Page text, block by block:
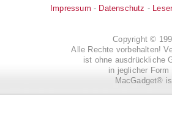
Impressum - Datenschutz -
Copyright ©
Alle Rechte vorbehalten!
ist ohne ausdrückliche
in jeglicher Form
MacGadget®